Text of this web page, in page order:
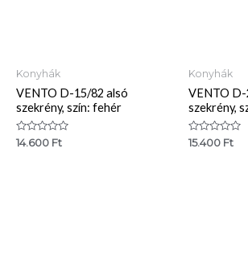
Konyhák
VENTO D-15/82 alsó
szekrény, szín: fehér
Értékelés:
0
14.600 Ft
Konyhák
VENTO
szekrény,
Értékelés:
0
15.400 Ft